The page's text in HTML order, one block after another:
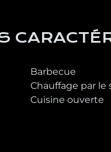
Barbecue
Chauffage par le
Cuisine ouverte